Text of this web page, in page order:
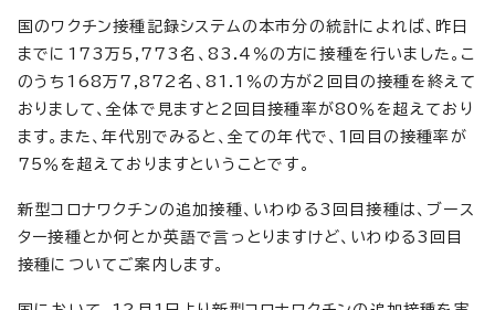
国のワクチン接種記録システムの本市分の統計によれば、昨日
までに173万5,773名、83.4％の方に接種を行いました。こ
のうち168万7,872名、81.1％の方が2回目の接種を終えて
おりまして、全体で見ますと2回目接種率が80％を超えており
ます。また、年代別でみると、全ての年代で、1回目の接種率が
75％を超えておりますということです。
新型コロナワクチンの追加接種、いわゆる3回目接種は、ブース
ター接種とか何とか英語で言っとりますけど、いわゆる3回目
接種についてご案内します。